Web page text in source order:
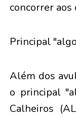
concorrer
Principal
Além dos
o principal
Calheiros